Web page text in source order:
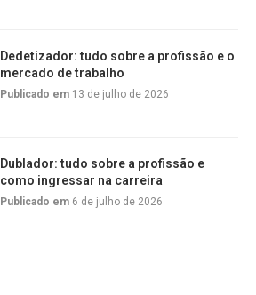
Dedetizador: tudo sobre a profissão e o
mercado de trabalho
Publicado em 13 de julho de 2026
Dublador: tudo sobre a profissão e
como ingressar na carreira
Publicado em 6 de julho de 2026